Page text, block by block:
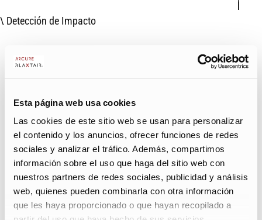
Esta página web usa cookies
Las cookies de este sitio web se usan para personalizar
el contenido y los anuncios, ofrecer funciones de redes
sociales y analizar el tráfico. Además, compartimos
información sobre el uso que haga del sitio web con
nuestros partners de redes sociales, publicidad y análisis
web, quienes pueden combinarla con otra información
que les haya proporcionado o que hayan recopilado a
\ Detección de Impacto